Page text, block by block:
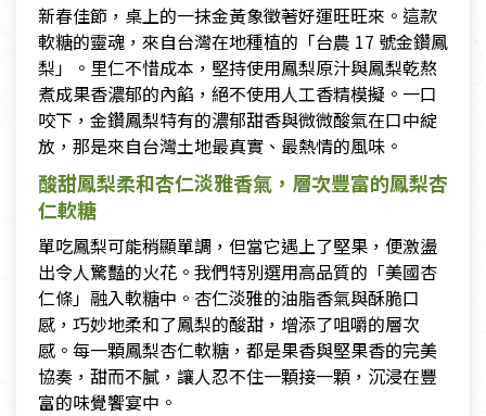
新春佳節，桌上的一抹金黃象徵著好運旺旺來。這款
軟糖的靈魂，來自台灣在地種植的「台農 17 號金鑽鳳
梨」。里仁不惜成本，堅持使用鳳梨原汁與鳳梨乾熬
煮成果香濃郁的內餡，絕不使用人工香精模擬。一口
咬下，金鑽鳳梨特有的濃郁甜香與微微酸氣在口中綻
放，那是來自台灣土地最真實、最熱情的風味。
酸甜鳳梨柔和杏仁淡雅香氣，層次豐富的鳳梨杏
仁軟糖
單吃鳳梨可能稍顯單調，但當它遇上了堅果，便激盪
出令人驚豔的火花。我們特別選用高品質的「美國杏
仁條」融入軟糖中。杏仁淡雅的油脂香氣與酥脆口
感，巧妙地柔和了鳳梨的酸甜，增添了咀嚼的層次
感。每一顆鳳梨杏仁軟糖，都是果香與堅果香的完美
協奏，甜而不膩，讓人忍不住一顆接一顆，沉浸在豐
富的味覺饗宴中。